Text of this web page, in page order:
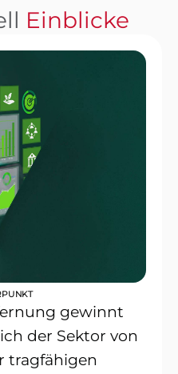
Einblicke
gewinnt
der Sektor von
tragfähigen